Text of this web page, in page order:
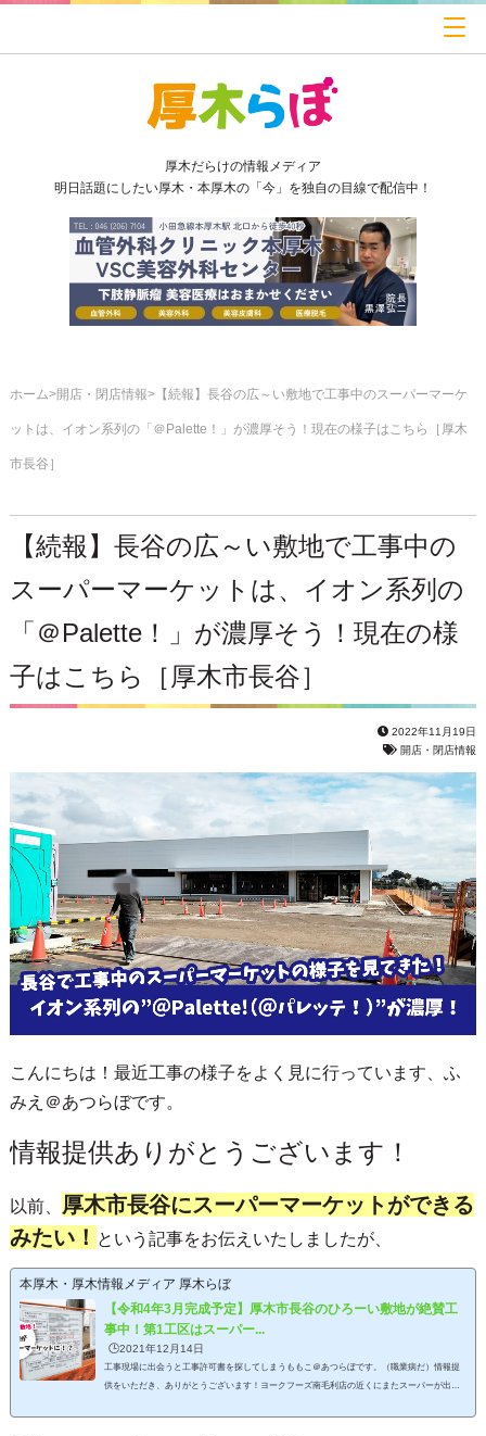
厚木だらけの情報メディア
明日話題にしたい厚木・本厚木の「今」を独自の目線で配信中！
ホーム 開店・閉店情報 【続報】長谷の広～い敷地で工事中のスーパーマーケ
ットは、イオン系列の「＠Palette！」が濃厚そう！現在の様子はこちら［厚木
市長谷］
【続報】長谷の広～い敷地で工事中の
スーパーマーケットは、イオン系列の
「＠Palette！」が濃厚そう！現在の様
子はこちら［厚木市長谷］
2022年11月19日
開店・閉店情報
こんにちは！最近工事の様子をよく見に行っています、ふ
みえ＠あつらぼです。
情報提供ありがとうございます！
以前、
厚木市長谷にスーパーマーケットができる
みたい！ という記事をお伝えいたしましたが、
本厚木・厚木情報メディア 厚木らぼ
【令和4年3月完成予定】厚木市長谷のひろーい敷地が絶賛工
事中！第1工区はスーパー...
🕒️2021年12月14日
工事現場に出会うと工事許可書を探してしまうももこ＠あつらぼです。（職業病だ）情報提
供をいただき、ありがとうございます！ヨークフーズ南毛利店の近くにまたスーパーが出来